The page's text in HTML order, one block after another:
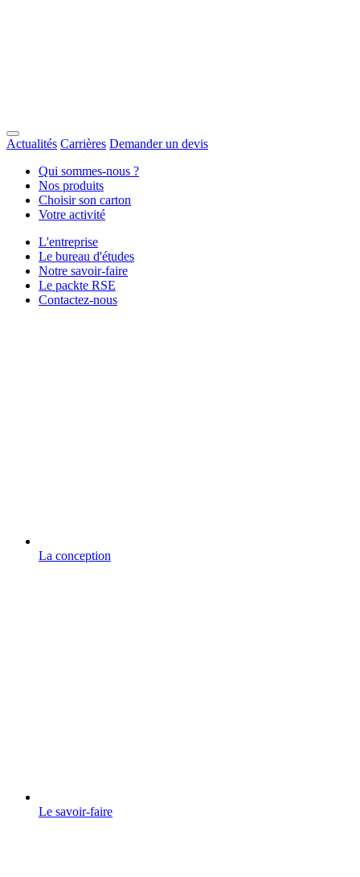
Actualités Carrières Demander un devis
Qui sommes-nous ?
Nos produits
Choisir son carton
Votre activité
L'entreprise
Le bureau d'études
Notre savoir-faire
Le packte RSE
Contactez-nous
La conception
Le savoir-faire